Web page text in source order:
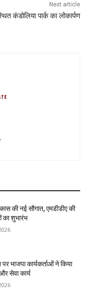
Next article
कंडोलिया पार्क का लोकार्पण
की नई सौगात, एमडीडीए की
का शुभारंभ
भाजपा कार्यकर्ताओं ने किया
सेवा कार्य